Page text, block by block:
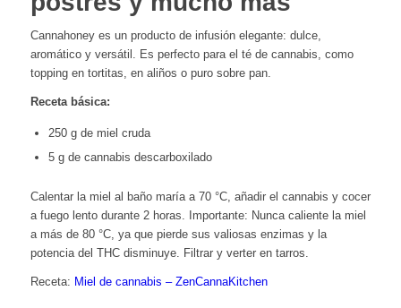
Cannahoney es un producto de infusión elegante: dulce,
aromático y versátil. Es perfecto para el té de cannabis, como
topping en tortitas, en aliños o puro sobre pan.
Receta básica:
250 g de miel cruda
5 g de cannabis descarboxilado
Calentar la miel al baño maría a 70 °C, añadir el cannabis y cocer
a fuego lento durante 2 horas. Importante: Nunca caliente la miel
a más de 80 °C, ya que pierde sus valiosas enzimas y la
potencia del THC disminuye. Filtrar y verter en tarros.
Receta: Miel de cannabis – ZenCannaKitchen